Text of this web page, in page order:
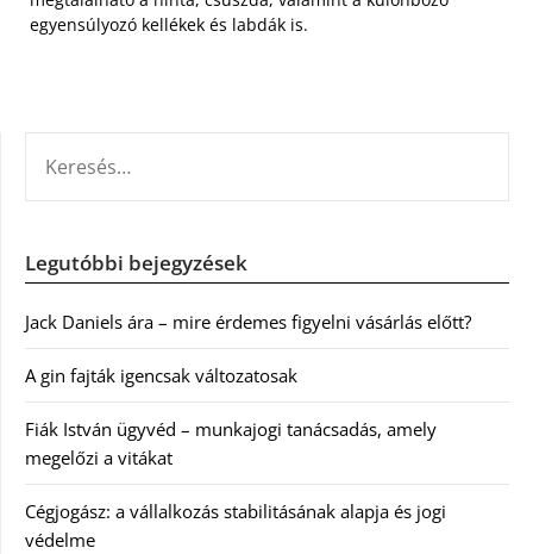
egyensúlyozó kellékek és labdák is.
Legutóbbi bejegyzések
Jack Daniels ára – mire érdemes figyelni vásárlás előtt?
A gin fajták igencsak változatosak
Fiák István ügyvéd – munkajogi tanácsadás, amely
megelőzi a vitákat
Cégjogász: a vállalkozás stabilitásának alapja és jogi
védelme